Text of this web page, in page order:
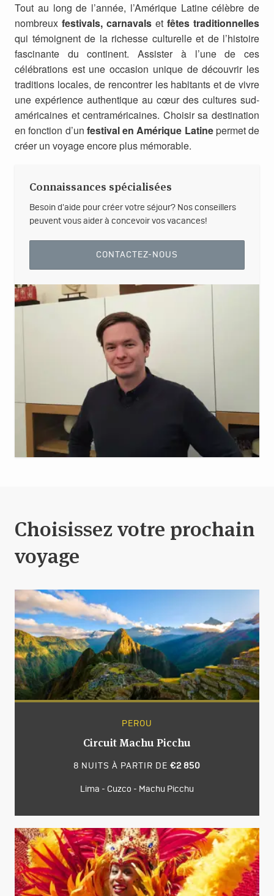
Connaissances spécialisées
Besoin d'aide pour créer votre séjour? Nos conseillers
peuvent vous aider à concevoir vos vacances!
CONTACTEZ-NOUS
Tout au long de l’année, l’Amérique Latine célèbre de
nombreux festivals, carnavals et fêtes traditionnelles
qui témoignent de la richesse culturelle et de l’histoire
fascinante du continent. Assister à l’une de ces
célébrations est une occasion unique de découvrir les
traditions locales, de rencontrer les habitants et de vivre
une expérience authentique au cœur des cultures sud-
américaines et centraméricaines. Choisir sa destination
en fonction d’un festival en Amérique Latinepermet de
créer un voyage encore plus mémorable.
Choisissez votre prochain
voyage
PEROU
Circuit Machu Picchu
8 NUITS À PARTIR DE €2 850
Lima - Cuzco - Machu Picchu